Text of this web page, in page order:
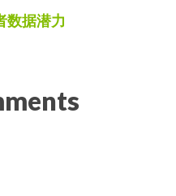
数据潜力